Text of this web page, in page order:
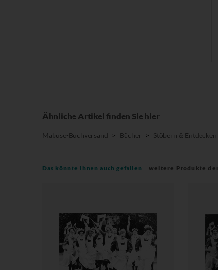
Ähnliche Artikel finden Sie hier
Mabuse-Buchversand > Bücher > Stöbern & Entdecken
Das könnte Ihnen auch gefallen weitere Produkte